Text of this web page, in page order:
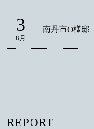
3
8月
南丹市O様
REPORT